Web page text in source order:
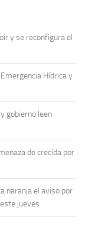
y se reconfigura el
Hídrica y
gobierno leen
de crecida por
naranja el aviso por
jueves